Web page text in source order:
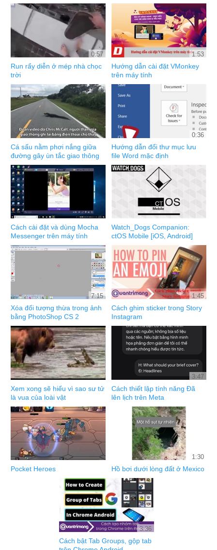
0:57
Run rẩy diễn ở mép nhà chọc
trời
1:53
Hướng dẫn cài đặt VMonkey
trên máy tính
Cá sấu nằm phơi nắng giữa
đường gây ùn tắc giao thông
0:36
Hướng dẫn đổi thư mục lưu
file Word mặc định
Cách cài đặt và dùng Mocha
Messenger trên máy tính
Watch_Dogs Companion:
ctOS Mobile [iOS, Android]
7:15
Xóa đối tượng thừa trong ảnh
bằng PhotoShop CS 2
1:45
Cách ghim sticker trong Story
Instagram
Xem xong sẽ hiểu vì sao sư tử
là vua của loài vật
3:47
Cách thiết lập tính năng Đã
lên lịch trên Meta
Pocket Heroes
1:30
Hồ bơi dưới lòng đất ở Mexico
3:36
Cách bật Tab Groups, gộp tab